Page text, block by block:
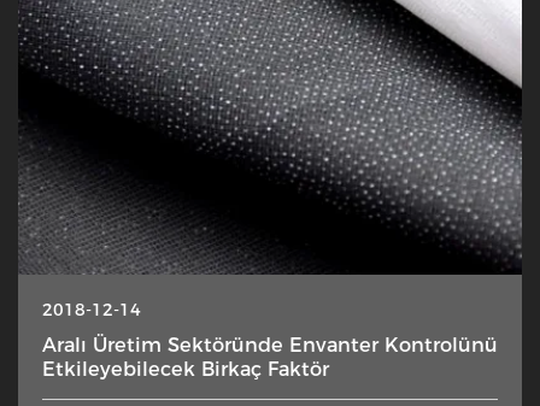
2018-12-14
Aralı Üretim Sektöründe Envanter Kontrolünü
Etkileyebilecek Birkaç Faktör